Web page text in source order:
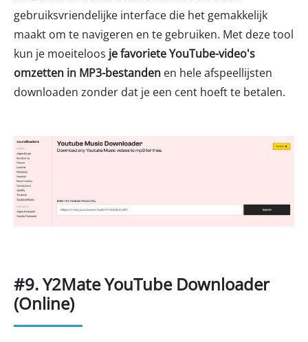
gebruiksvriendelijke interface die het gemakkelijk
maakt om te navigeren en te gebruiken. Met deze tool
kun je moeiteloos je favoriete YouTube-video's
omzetten in MP3-bestanden en hele afspeellijsten
downloaden zonder dat je een cent hoeft te betalen.
#9. Y2Mate YouTube Downloader
(Online)